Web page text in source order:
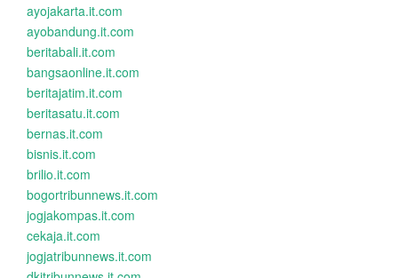
ayojakarta.it.com
ayobandung.it.com
beritabali.it.com
bangsaonline.it.com
beritajatim.it.com
beritasatu.it.com
bernas.it.com
bisnis.it.com
brilio.it.com
bogortribunnews.it.com
jogjakompas.it.com
cekaja.it.com
jogjatribunnews.it.com